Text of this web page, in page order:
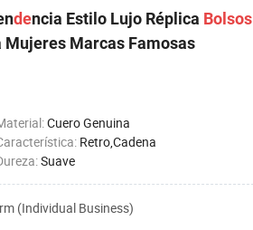
dencia Estilo Lujo Réplica Bolsos
Mujeres Marcas Famosas
Cuero Genuina
Retro,Cadena
Suave
(Individual Business)